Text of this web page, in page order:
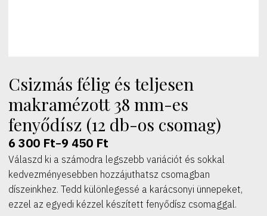
Csizmás félig és teljesen
makramézott 38 mm-es
fenyődísz (12 db-os csomag)
6 300 Ft–9 450 Ft
Ártartomány:
6
300 Ft
-
9
Válaszd ki a számodra legszebb variációt és sokkal
kedvezményesebben hozzájuthatsz csomagban
díszeinkhez. Tedd különlegessé a karácsonyi ünnepeket,
ezzel az egyedi kézzel készített fenyődísz csomaggal.